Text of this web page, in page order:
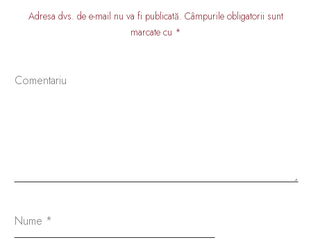
Adresa dvs. de e-mail nu va fi publicată. Câmpurile obligatorii sunt
marcate cu *